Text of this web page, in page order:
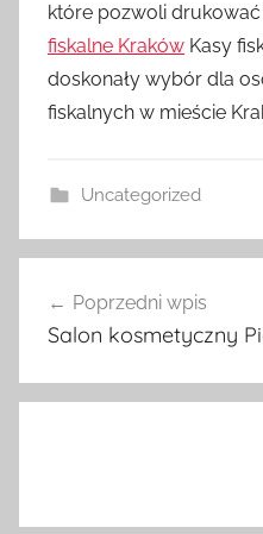
które pozwoli
fiskalne Kraków Kasy
doskonały wybór dla
fiskalnych w mieście
Uncategorized
wpisu
Poprzedni wpis
Salon kosmetyczny